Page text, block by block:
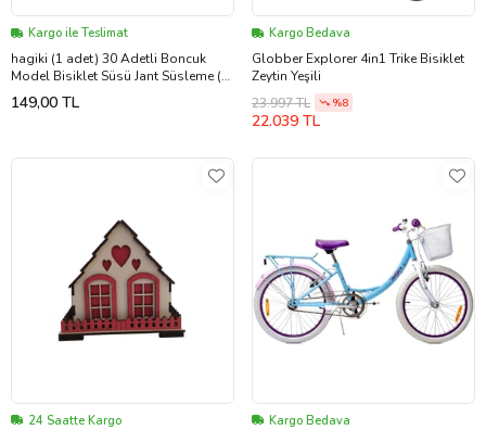
Kargo ile Teslimat
hagiki (1 adet) 30 Adetli Boncuk
Model Bisiklet Süsü Jant Süsleme (1
adet)
149,00 TL
Kargo Bedava
Globber Explorer 4in1 Trike Bisiklet
Zeytin Yeşili
23.997 TL
%8
22.039 TL
24 Saatte Kargo Kargo Bedava